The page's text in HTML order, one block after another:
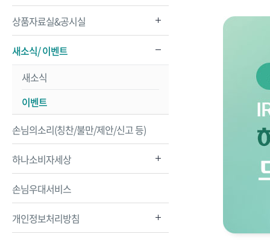
상품자료실&공시실
새소식/ 이벤트
새소식
이벤트
손님의소리(칭찬/불만/제안/신고 등)
하나소비자세상
손님우대서비스
개인정보처리방침